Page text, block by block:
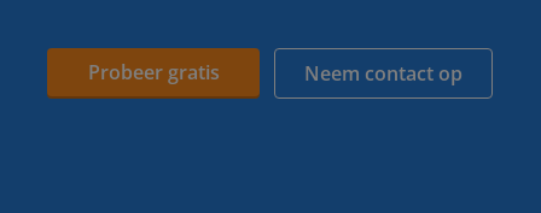
Probeer gratis Neem contact op